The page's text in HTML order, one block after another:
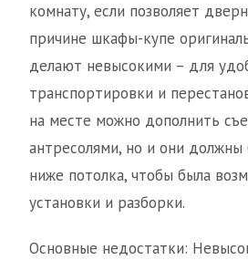
комнату, если позволяет
причине шкафы-купе
делают невысокими – для
транспортировки и
на месте можно дополнить
антресолями, но и они
ниже потолка, чтобы была
установки и разборки.
Основные недостатки: